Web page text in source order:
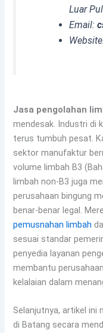
Luar
Email:
Jasa pengolahan
mendesak. Industri di
terus tumbuh pesat.
sektor manufaktur
volume limbah B3
limbah non-B3 juga
perusahaan bingung
benar-benar legal.
pemusnahan limbah
sesuai standar
penyedia layanan
membantu
kelalaian dalam
Selanjutnya, artikel ini
di Batang secara